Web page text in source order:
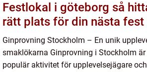
Festlokal i göteborg så hittar du
rätt plats för din nästa fest
Ginprovning Stockholm – En unik
smaklökarna Ginprovning i Stockholm är
populär aktivitet för upplevelsejägare och